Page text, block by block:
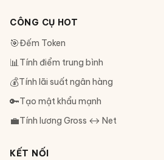
CÔNG CỤ HOT
🎯Đếm Token
📊Tính điểm trung bình
💰Tính lãi suất ngân hàng
🔑Tạo mật khẩu mạnh
💼Tính lương Gross ↔ Net
KẾT NỐI